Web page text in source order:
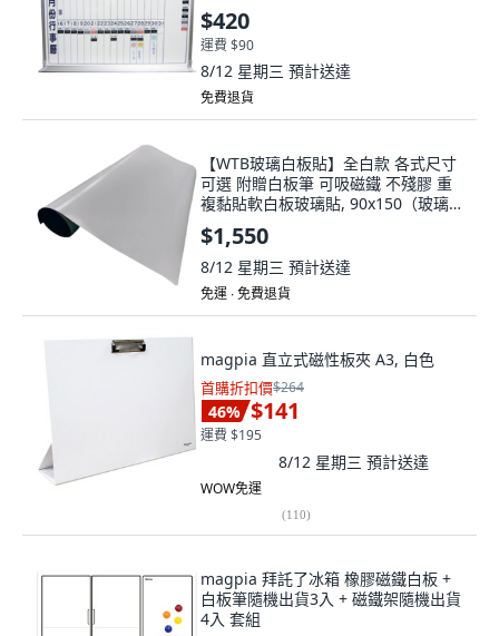
$420
運費 $90
8/12 星期三 預計送達
免費退貨
【WTB玻璃白板貼】全白款 各式尺寸
可選 附贈白板筆 可吸磁鐵 不殘膠 重
複黏貼軟白板玻璃貼, 90x150（玻璃貼
背膠）
$1,550
8/12 星期三 預計送達
免運 ∙ 免費退貨
magpia 直立式磁性板夾 A3, 白色
首購折扣價$264
46% $141
運費 $195
8/12 星期三 預計送達
WOW免運
(110)
magpia 拜託了冰箱 橡膠磁鐵白板 +
白板筆隨機出貨3入 + 磁鐵架隨機出貨
4入 套組